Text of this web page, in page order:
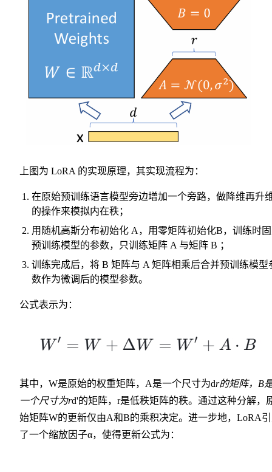
上图为 LoRA 的实现原理，其实现流程为：
在原始预训练语言模型旁边增加一个旁路，做降维再升
的操作来模拟内在秩；
用随机高斯分布初始化 A，用零矩阵初始化B，训练时
预训练模型的参数，只训练矩阵 A 与矩阵 B ；
训练完成后，将 B 矩阵与 A 矩阵相乘后合并预训练模型
数作为微调后的模型参数。
公式表示为：
其中，W是原始的权重矩阵，A是一个尺寸为dr的矩阵，B
一个尺寸为rd'的矩阵，r是低秩矩阵的秩。通过这种分解，
始矩阵W的更新仅由A和B的乘积决定。进一步地，LoRA
了一个缩放因子α，使得更新公式为：